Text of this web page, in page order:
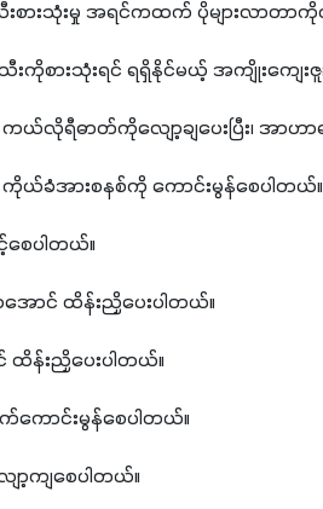
ားသုံးမှု အရင်ကထက် ပိုများလာတာကို
ားသုံးရင် ရရှိနိုင်မယ့် အကျိုးကျေးဇူး
ကယ်လိုရီဓာတ်ကိုလျော့ချပေးပြီး၊ အာဟ
ကိုယ်ခံအားစနစ်ကို ကောင်းမွန်စေပါတယ်။
စေပါတယ်။
ာင် ထိန်းညှိပေးပါတယ်။
ထိန်းညှိပေးပါတယ်။
ကောင်းမွန်စေပါတယ်။
ာ့ကျစေပါတယ်။